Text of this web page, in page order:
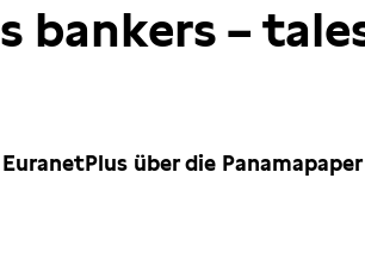
bankers –
über die Panamapaper